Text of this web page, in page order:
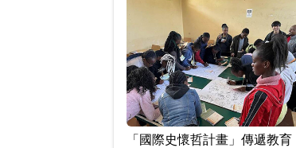
「國際史懷哲計畫」傳遞教育